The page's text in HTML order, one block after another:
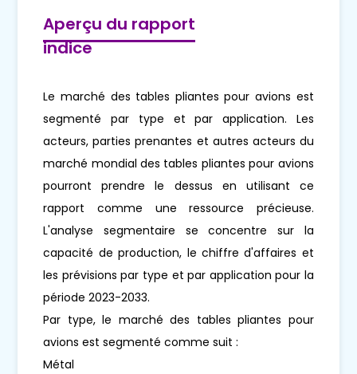
Aperçu du rapport
indice
Le marché des tables pliantes pour avions est
segmenté par type et par application. Les
acteurs, parties prenantes et autres acteurs du
marché mondial des tables pliantes pour avions
pourront prendre le dessus en utilisant ce
rapport comme une ressource précieuse.
L'analyse segmentaire se concentre sur la
capacité de production, le chiffre d'affaires et
les prévisions par type et par application pour la
période 2023-2033.
Par type, le marché des tables pliantes pour
avions est segmenté comme suit :
Métal